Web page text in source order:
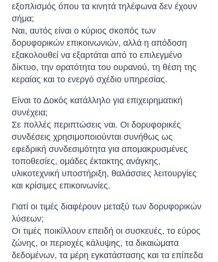
εξοπλισμός όπου τα κινητά τηλέφωνα δεν έχουν
σήμα;
Ναι, αυτός είναι ο κύριος σκοπός των
δορυφορικών επικοινωνιών, αλλά η απόδοση
εξακολουθεί να εξαρτάται από το επιλεγμένο
δίκτυο, την ορατότητα του ουρανού, τη θέση της
κεραίας και το ενεργό σχέδιο υπηρεσίας.
Είναι το Δοκός κατάλληλο για επιχειρηματική
συνέχεια;
Σε πολλές περιπτώσεις ναι. Οι δορυφορικές
συνδέσεις χρησιμοποιούνται συνήθως ως
εφεδρική συνδεσιμότητα για απομακρυσμένες
τοποθεσίες, ομάδες έκτακτης ανάγκης,
υλικοτεχνική υποστήριξη, θαλάσσιες λειτουργίες
και κρίσιμες επικοινωνίες.
Γιατί οι τιμές διαφέρουν μεταξύ των δορυφορικών
λύσεων;
Οι τιμές ποικίλλουν επειδή οι συσκευές, το εύρος
ζώνης, οι περιοχές κάλυψης, τα δικαιώματα
δεδομένων, τα μέρη εγκατάστασης και τα επίπεδα